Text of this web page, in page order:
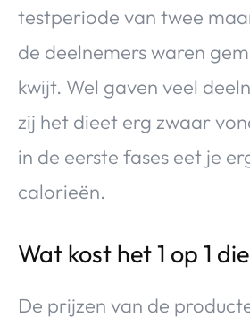
testperiode van twee
de deelnemers waren
kwijt. Wel gaven veel
zij het dieet erg zwaar
in de eerste fases eet je
calorieën.
Wat kost het 1 op 1
De prijzen van de